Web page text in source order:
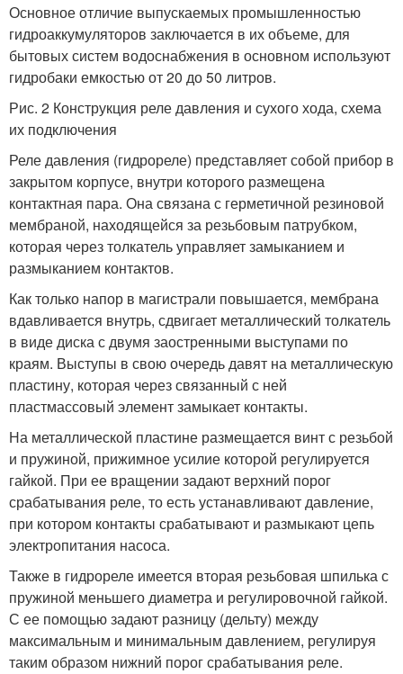
Основное отличие выпускаемых промышленностью
гидроаккумуляторов заключается в их объеме, для
бытовых систем водоснабжения в основном используют
гидробаки емкостью от 20 до 50 литров.
Рис. 2 Конструкция реле давления и сухого хода, схема
их подключения
Реле давления (гидрореле) представляет собой прибор в
закрытом корпусе, внутри которого размещена
контактная пара. Она связана с герметичной резиновой
мембраной, находящейся за резьбовым патрубком,
которая через толкатель управляет замыканием и
размыканием контактов.
Как только напор в магистрали повышается, мембрана
вдавливается внутрь, сдвигает металлический толкатель
в виде диска с двумя заостренными выступами по
краям. Выступы в свою очередь давят на металлическую
пластину, которая через связанный с ней
пластмассовый элемент замыкает контакты.
На металлической пластине размещается винт с резьбой
и пружиной, прижимное усилие которой регулируется
гайкой. При ее вращении задают верхний порог
срабатывания реле, то есть устанавливают давление,
при котором контакты срабатывают и размыкают цепь
электропитания насоса.
Также в гидрореле имеется вторая резьбовая шпилька с
пружиной меньшего диаметра и регулировочной гайкой.
С ее помощью задают разницу (дельту) между
максимальным и минимальным давлением, регулируя
таким образом нижний порог срабатывания реле.